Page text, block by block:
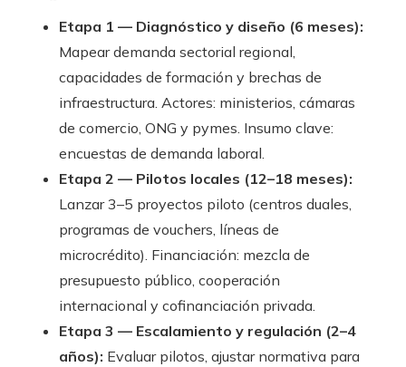
Etapa 1 — Diagnóstico y diseño (6 meses):
Mapear demanda sectorial regional,
capacidades de formación y brechas de
infraestructura. Actores: ministerios, cámaras
de comercio, ONG y pymes. Insumo clave:
encuestas de demanda laboral.
Etapa 2 — Pilotos locales (12–18 meses):
Lanzar 3–5 proyectos piloto (centros duales,
programas de vouchers, líneas de
microcrédito). Financiación: mezcla de
presupuesto público, cooperación
internacional y cofinanciación privada.
Etapa 3 — Escalamiento y regulación (2–4
años): Evaluar pilotos, ajustar normativa para